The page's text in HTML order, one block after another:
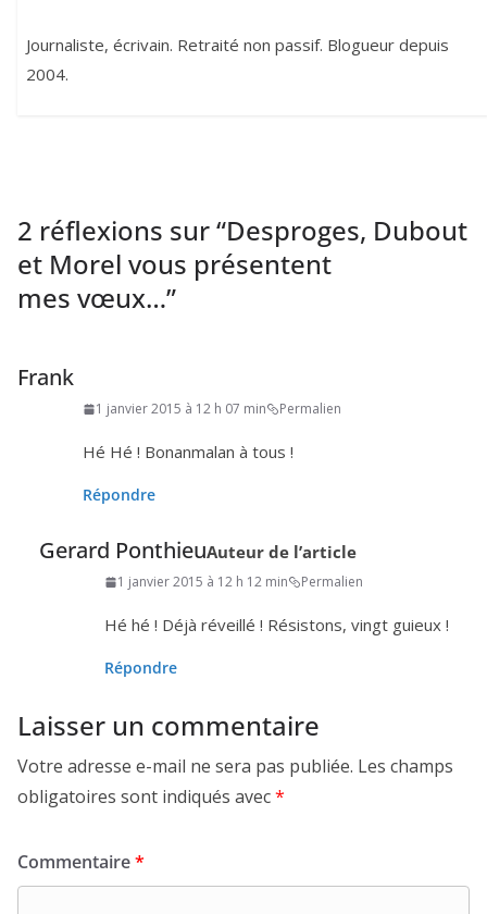
Journaliste, écrivain. Retraité non passif. Blogueur depuis
2004.
2 réflexions sur “Desproges, Dubout
et Morel vous présentent
mes vœux…”
Frank
1 janvier 2015 à 12 h 07 min Permalien
Hé Hé ! Bonanmalan à tous !
Répondre
Gerard PonthieuAuteur de l’article
1 janvier 2015 à 12 h 12 min Permalien
Hé hé ! Déjà réveillé ! Résistons, vingt guieux !
Répondre
Laisser un commentaire
Votre adresse e-mail ne sera pas publiée. Les champs
obligatoires sont indiqués avec*
Commentaire*